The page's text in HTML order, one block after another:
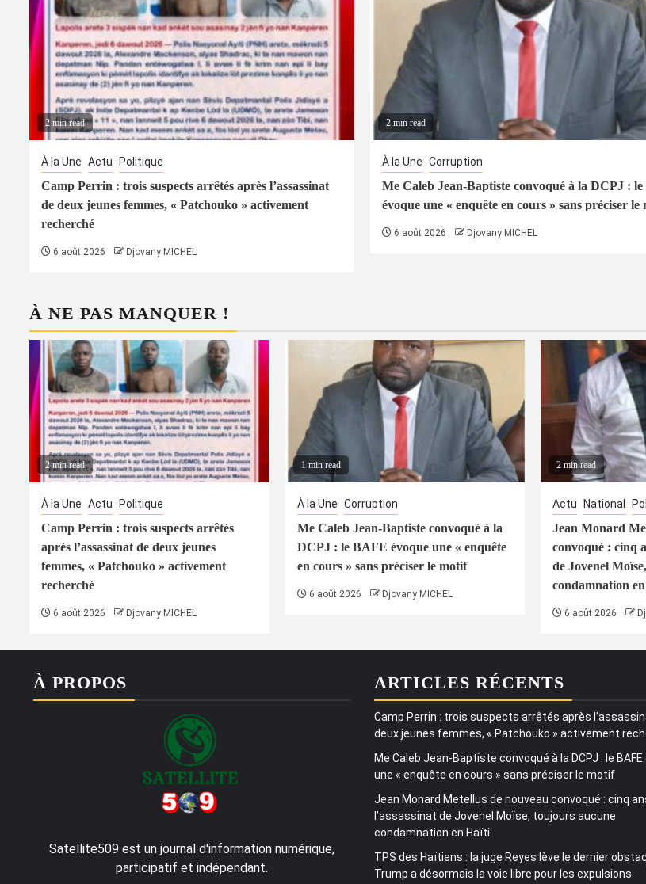
2 min read
À la Une Actu Politique
Camp Perrin : trois suspects arrêtés après l’assassinat
de deux jeunes femmes, « Patchouko » activement
recherché
6 août 2026 Djovany MICHEL
2 min read
À la Une Corruption
Me Caleb Jean-Baptiste convoqué à la DCPJ :
évoque une « enquête en cours » sans préciser le
6 août 2026 Djovany MICHEL
À NE PAS MANQUER !
2 min read
À la Une Actu Politique
Camp Perrin : trois suspects arrêtés
après l’assassinat de deux jeunes
femmes, « Patchouko » activement
recherché
6 août 2026 Djovany MICHEL
1 min read
À la Une Corruption
Me Caleb Jean-Baptiste convoqué à la
DCPJ : le BAFE évoque une « enquête
en cours » sans préciser le motif
6 août 2026 Djovany MICHEL
2 min read
Actu National
Jean Monard
convoqué : cinq
de Jovenel
condamnation
6 août 2026
À PROPOS
Satellite509 est un journal d'information numérique,
participatif et indépendant.
ARTICLES RÉCENTS
Camp Perrin : trois suspects arrêtés après
deux jeunes femmes, « Patchouko » activement
Me Caleb Jean-Baptiste convoqué à la DCPJ : le BAFE
une « enquête en cours » sans préciser le motif
Jean Monard Metellus de nouveau convoqué : cinq
l’assassinat de Jovenel Moïse, toujours aucune
condamnation en Haïti
TPS des Haïtiens : la juge Reyes lève le dernier
Trump a désormais la voie libre pour les expulsions